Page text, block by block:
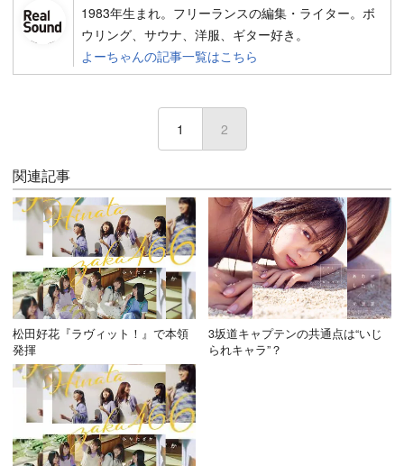
1983年生まれ。フリーランスの編集・ライター。ボ
ウリング、サウナ、洋服、ギター好き。
よーちゃんの記事一覧はこちら
1 2
関連記事
松田好花『ラヴィット！』で本領
発揮
3坂道キャプテンの共通点は“いじ
られキャラ”？